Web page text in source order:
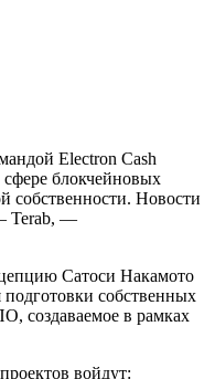
Electron Cash
блокчейновых
собственности. Новости
Terab, —
Сатоси Накамото
собственных
создаваемое в рамках
войдут: